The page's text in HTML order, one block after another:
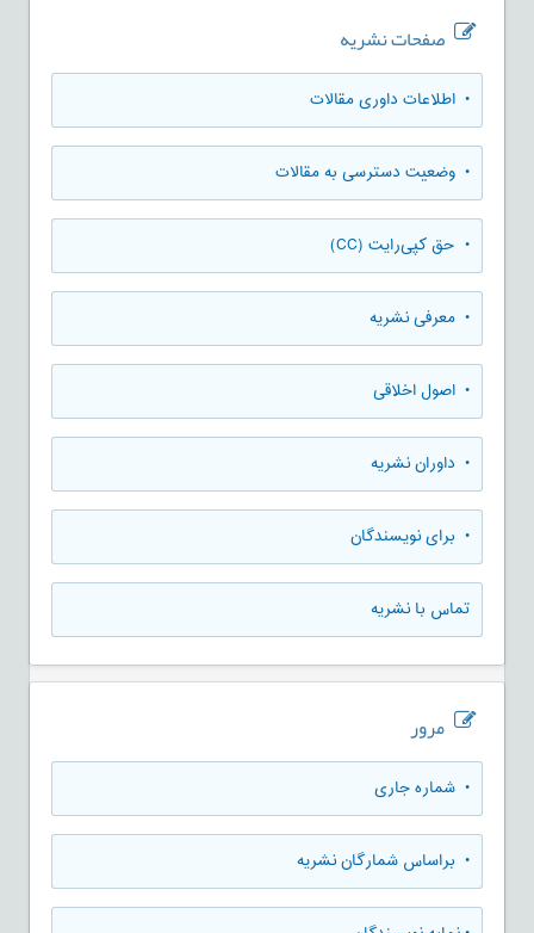
صفحات نشریه
• اطلاعات داوری مقالات
• وضعیت دسترسی به مقالات
• حق کپی‌رایت (CC)
• معرفی نشریه
• اصول اخلاقی
• داوران نشریه
• برای نویسندگان
تماس با نشریه
مرور
• شماره جاری
• براساس شمارگان نشریه